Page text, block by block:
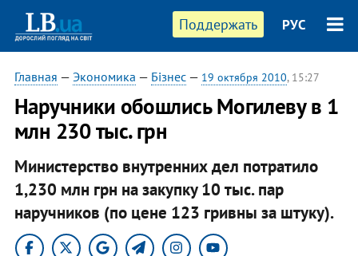
Поддержать РУС
Главная — Экономика — Бізнес— 19 октября 2010, 15:27
Наручники обошлись Могилеву в 1
млн 230 тыс. грн
Министерство внутренних дел потратило
1,230 млн грн на закупку 10 тыс. пар
наручников (по цене 123 гривны за штуку).